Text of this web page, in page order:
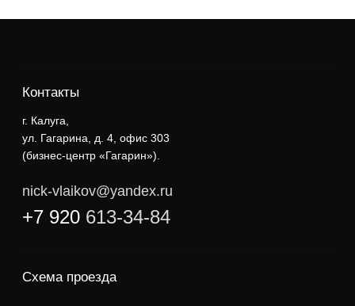
Контакты
г. Калуга,
ул. Гагарина, д. 4, офис 303
(бизнес-центр «Гагарин»).
nick-vlaikov@yandex.ru
+7 920 613-34-84
Схема проезда